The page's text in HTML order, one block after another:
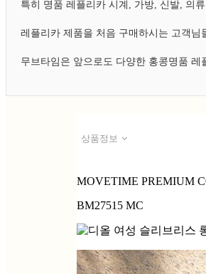
특히 명품 레플리카 시계, 가방, 신발, 의
레플리카 제품을 처음 구매하시는 고객
무브타임은 앞으로도 다양한 홍콩명품
상품정보
MOVETIME PREMIUM
BM27515 MC